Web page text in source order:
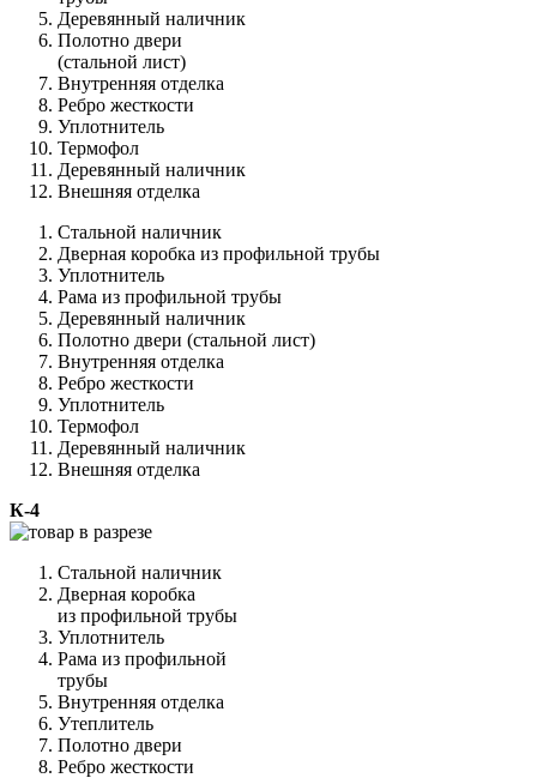
Деревянный наличник
Полотно двери
(стальной лист)
Внутренняя отделка
Ребро жесткости
Уплотнитель
Термофол
Деревянный наличник
Внешняя отделка
Стальной наличник
Дверная коробка из профильной трубы
Уплотнитель
Рама из профильной трубы
Деревянный наличник
Полотно двери (стальной лист)
Внутренняя отделка
Ребро жесткости
Уплотнитель
Термофол
Деревянный наличник
Внешняя отделка
К-4
Стальной наличник
Дверная коробка
из профильной трубы
Уплотнитель
Рама из профильной
трубы
Внутренняя отделка
Утеплитель
Полотно двери
Ребро жесткости